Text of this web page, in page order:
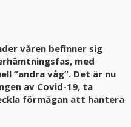
våren befinner sig
med
”andra våg”. Det är nu
av Covid-19, ta
förmågan att hantera